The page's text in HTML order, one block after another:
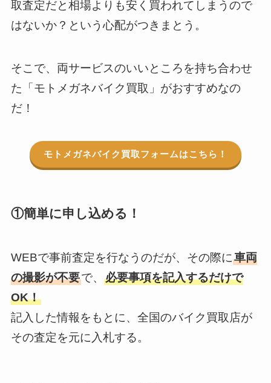
取査定だと相場よりも安く買われてしまうので
はないか？という心配がつきまとう。
そこで、両サービスのいいところを持ち合わせ
た「モトメガネバイク買取」がおすすめなの
だ！
モトメガネバイク買取フォームはこちら！
①簡単に申し込める！
WEBで事前査定を行なうのだが、その際に車両
の撮影が不要で、 必要事項を記入するだけで
OK！
記入した情報をもとに、全国のバイク買取店が
その査定を元に入札する。